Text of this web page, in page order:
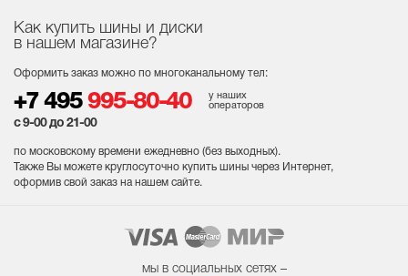
Как купить шины и диски
в нашем магазине?
Оформить заказ можно по многоканальному тел:
+7 495 995-80-40
у наших
операторов
с 9-00 до 21-00
по московскому времени ежедневно (без выходных).
Также Вы можете круглосуточно купить шины через Интернет,
оформив свой заказ на нашем сайте.
мы в социальных сетях –